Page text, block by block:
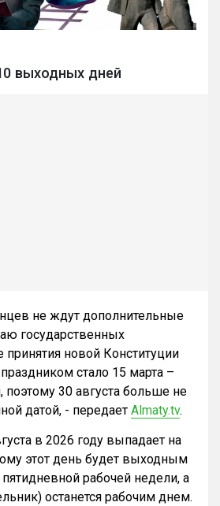
выходных дней
не ждут дополнительные
государственных
принятия новой Конституции
стало 15 марта –
поэтому 30 августа больше не
датой, - передает Almaty.tv.
в 2026 году выпадает на
этот день будет выходным
рабочей недели, а
останется рабочим днем.